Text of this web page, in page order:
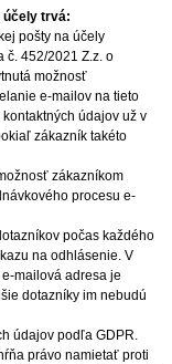
účely trvá:
pošty na účely
č. 452/2021 Z.z. o
možnosť
e-mailov na tieto
údajov už v
zákazník takéto
zákazníkom
procesu e-
počas každého
na odhlásenie. V
mailová adresa je
dotazníky im nebudú
údajov podľa GDPR.
právo namietať proti